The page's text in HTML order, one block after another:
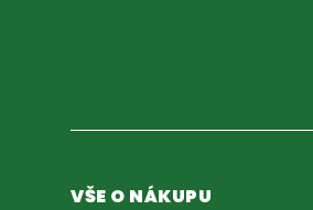
VŠE O NÁKUPU